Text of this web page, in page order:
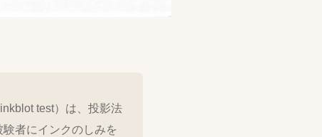
test）は、投影法
者にインクのしみを